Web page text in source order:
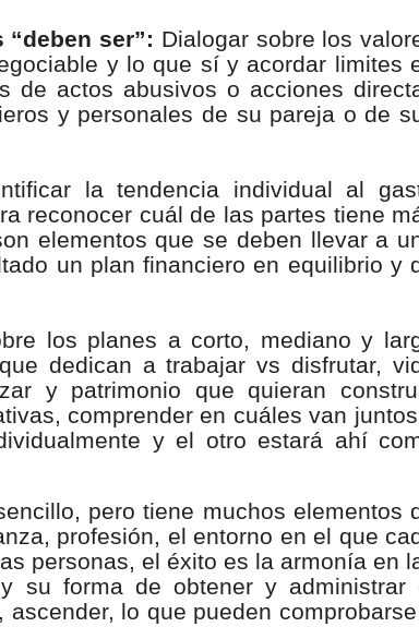
ser”: Dialogar sobre los
y lo que sí y acordar limites
de actos abusivos o acciones
y personales de su pareja o de
la tendencia individual al
reconocer cuál de las partes tiene
elementos que se deben llevar a
un plan financiero en equilibrio y
los planes a corto, mediano y
dedican a trabajar vs disfrutar,
y patrimonio que quieran
comprender en cuáles van
y el otro estará ahí
pero tiene muchos elementos
profesión, el entorno en el que
personas, el éxito es la armonía en
su forma de obtener y administrar
lo que pueden